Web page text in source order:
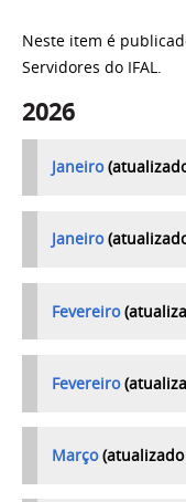
Neste item é
Servidores do IFAL.
2026
Janeiro
Janeiro
Fevereiro
Fevereiro
Março(atualizado